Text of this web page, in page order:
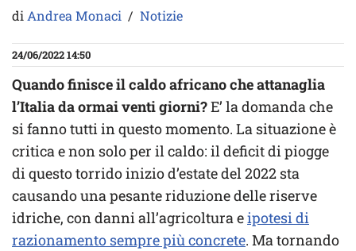
diAndrea Monaci Notizie
24/06/2022 14:50
Quando finisce il caldo africano che attanaglia
l’Italia da ormai venti giorni?E’ la domanda che
si fanno tutti in questo momento. La situazione è
critica e non solo per il caldo: il deficit di piogge
di questo torrido inizio d’estate del 2022 sta
causando una pesante riduzione delle riserve
idriche, con danni all’agricoltura eipotesi di
razionamento sempre più concrete. Ma tornando